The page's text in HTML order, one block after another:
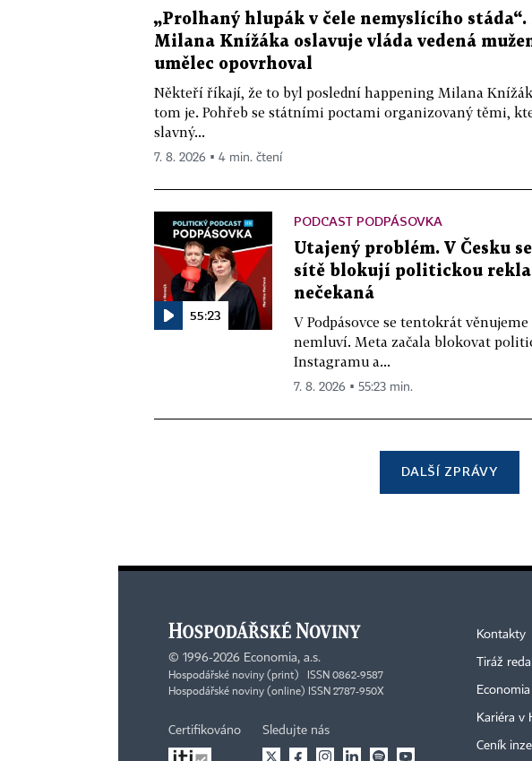
„Prolhaný hlupák v čele nemyslícího stáda“.
Milana Knížáka oslavuje vláda vedená
umělec opovrhoval
Někteří říkají, že to byl poslední happening Milana
tom je. Pohřeb se státními poctami organizovaný těmi,
slavný...
7. 8. 2026 ▪ 4 min. čtení
55:23
PODCAST PODPÁSOVKA
Utajený problém. V Česku
sítě blokují politickou
nečekaná
V Podpásovce se tentokrát
nemluví. Meta začala blokovat
Instagramu a...
7. 8. 2026 ▪ 55:23 min.
DALŠÍ ZPRÁVY
© 1996-2026 Economia, a.s.
Hospodářské noviny (print) ISSN 0862-9587
Hospodářské noviny (online) ISSN 2787-950X
Certifikováno Sledujte nás
Kontakty
Tiráž
Economia
Kariéra v
Ceník